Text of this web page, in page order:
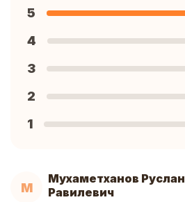
М
Мухаметханов Руслан
Равилевич
5
4
3
2
1